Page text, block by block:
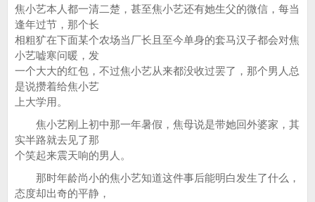
焦小艺本人都一清二楚，甚至焦小艺还有她生父的微信，每当
逢年过节，那个长
相粗犷在下面某个农场当厂长且至今单身的套马汉子都会对焦
小艺嘘寒问暖，发
一个大大的红包，不过焦小艺从来都没收过罢了，那个男人总
是说攒着给焦小艺
上大学用。
焦小艺刚上初中那一年暑假，焦母说是带她回外婆家，其
实半路就去见了那
个笑起来震天响的男人。
那时年龄尚小的焦小艺知道这件事后能明白发生了什么，
态度却出奇的平静，